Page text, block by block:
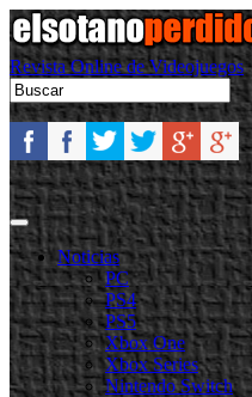
Revista Online de Videojuegos
Noticias
PC
PS4
PS5
Xbox One
Xbox Series
Nintendo Switch